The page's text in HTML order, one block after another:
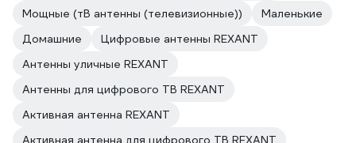
Мощные (тВ антенны (телевизионные))
Маленькие
Домашние
Цифровые антенны REXANT
Антенны уличные REXANT
Антенны для цифрового ТВ REXANT
Активная антенна REXANT
Активная антенна для цифрового ТВ REXANT